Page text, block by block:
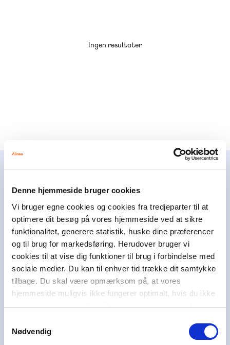
Denne hjemmeside bruger cookies
Vi bruger egne cookies og cookies fra tredjeparter til at
optimere dit besøg på vores hjemmeside ved at sikre
funktionalitet, generere statistik, huske dine præferencer
og til brug for markedsføring. Herudover bruger vi
cookies til at vise dig funktioner til brug i forbindelse med
sociale medier. Du kan til enhver tid trække dit samtykke
tilbage. Du skal være opmærksom på, at vores
hjemmeside muligvis ikke fungerer optimalt, hvis du ikke
accepterer cookies eller tilbagetrækker et samtykke.
Nødvendig
Ingen resultater
Alinea er en del af Egmont, der er Nordens
største mediekoncern. Som erhvervs-drivende
fond har Egmont i mere end 100 år brugt en del
af overskuddet på at hjælpe andre. I dag bruger
Egmont omkring 100 millioner kroner om året
på at støtte børn og unge i svære livsvilkår i
Danmark, Norge og Sverige i at uddanne sig,
have en aktiv stemme i samfundet og skabe et
Uddannelse
,